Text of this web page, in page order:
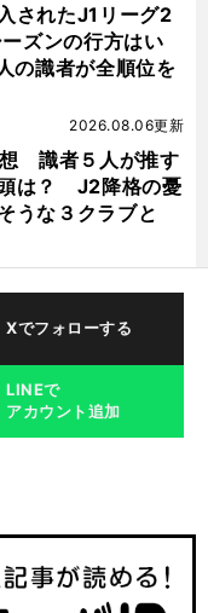
されたJ1リーグ2
ズンの行方はい
識者が全順位を
識者５人が推す
は？ J2降格の憂
うな３クラブと
2026.08.06更新
Xでフォローする
LINEで
アカウント追加